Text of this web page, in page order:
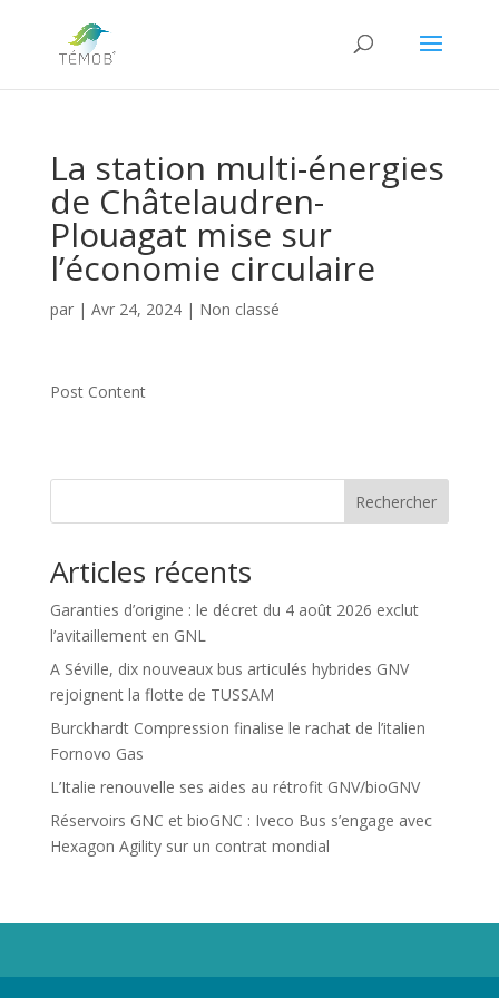
La station multi-énergies
de Châtelaudren-
Plouagat mise sur
l’économie circulaire
par | Avr 24, 2024| Non classé
Post Content
Rechercher
Articles récents
Garanties d’origine : le décret du 4 août 2026 exclut
l’avitaillement en GNL
A Séville, dix nouveaux bus articulés hybrides GNV
rejoignent la flotte de TUSSAM
Burckhardt Compression finalise le rachat de l’italien
Fornovo Gas
L’Italie renouvelle ses aides au rétrofit GNV/bioGNV
Réservoirs GNC et bioGNC : Iveco Bus s’engage avec
Hexagon Agility sur un contrat mondial
Propriété de Territoire d'Energie Lot-et-Garonne. Voir